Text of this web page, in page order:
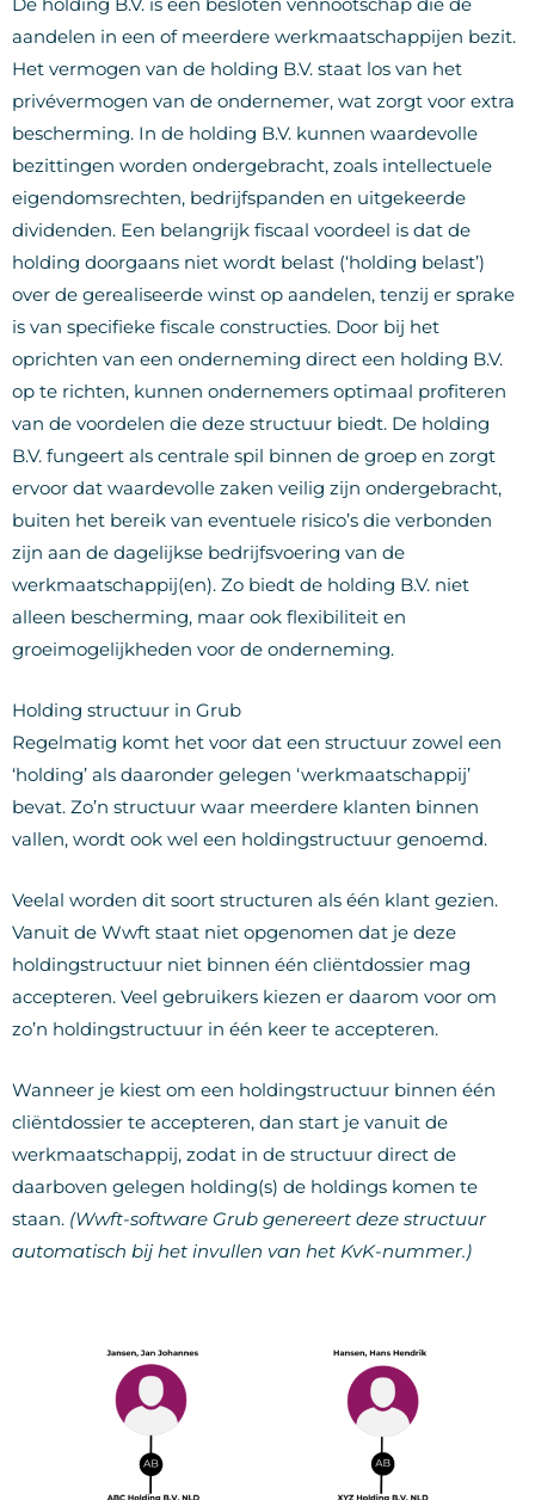
aandelen in een of meerdere werkmaatschappijen bezit.
Het vermogen van de holding B.V. staat los van het
privévermogen van de ondernemer, wat zorgt voor extra
bescherming. In de holding B.V. kunnen waardevolle
bezittingen worden ondergebracht, zoals intellectuele
eigendomsrechten, bedrijfspanden en uitgekeerde
dividenden. Een belangrijk fiscaal voordeel is dat de
holding doorgaans niet wordt belast (‘holding belast’)
over de gerealiseerde winst op aandelen, tenzij er sprake
is van specifieke fiscale constructies. Door bij het
oprichten van een onderneming direct een holding B.V.
op te richten, kunnen ondernemers optimaal profiteren
van de voordelen die deze structuur biedt. De holding
B.V. fungeert als centrale spil binnen de groep en zorgt
ervoor dat waardevolle zaken veilig zijn ondergebracht,
buiten het bereik van eventuele risico’s die verbonden
zijn aan de dagelijkse bedrijfsvoering van de
werkmaatschappij(en). Zo biedt de holding B.V. niet
alleen bescherming, maar ook flexibiliteit en
groeimogelijkheden voor de onderneming.
Holding structuur in Grub
Regelmatig komt het voor dat een structuur zowel een
‘holding’ als daaronder gelegen ‘werkmaatschappij’
bevat. Zo’n structuur waar meerdere klanten binnen
vallen, wordt ook wel een holdingstructuur genoemd.
Veelal worden dit soort structuren als één klant gezien.
Vanuit de Wwft staat niet opgenomen dat je deze
holdingstructuur niet binnen één cliëntdossier mag
accepteren. Veel gebruikers kiezen er daarom voor om
zo’n holdingstructuur in één keer te accepteren.
Wanneer je kiest om een holdingstructuur binnen één
cliëntdossier te accepteren, dan start je vanuit de
werkmaatschappij, zodat in de structuur direct de
daarboven gelegen holding(s) de holdings komen te
staan. (Wwft-software Grub genereert deze structuur
automatisch bij het invullen van het KvK-nummer.)